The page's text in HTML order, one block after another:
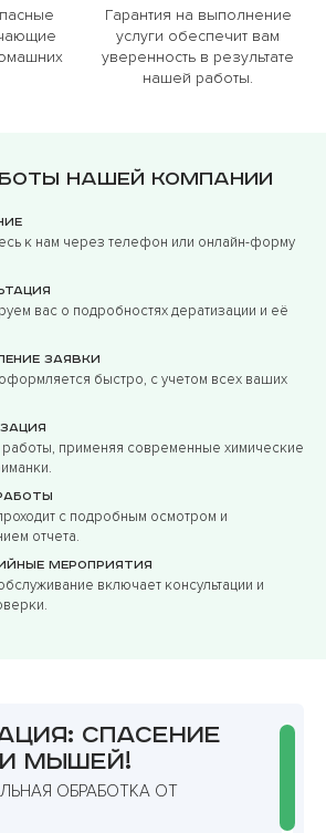
Гарантия на выполнение
услуги обеспечит вам
уверенность в результате
нашей работы.
нашей компании
к нам через телефон или онлайн-форму
вас о подробностях дератизации и её
заявки
быстро, с учетом всех ваших
применяя современные химические
с подробным осмотром и
отчета.
мероприятия
включает консультации и
спасение
мышей!
ОБРАБОТКА ОТ